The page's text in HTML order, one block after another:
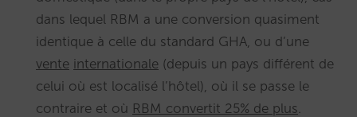
dans lequel RBM a une conversion quasiment
identique à celle du standard GHA, ou d’une
vente internationale (depuis un pays différent de
celui où est localisé l’hôtel), où il se passe le
contraire et où RBM convertit 25% de plus.